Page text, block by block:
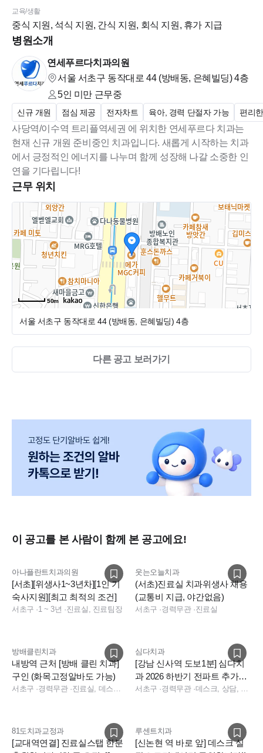
[위치 및 교통편]
서울 서초구 동작대로 44 4층
사당역(2,4호선) 인근 / 이수역(4,7호선) 6번 출구 도보 5분 /
치과 바로 앞 버스정류장이 있어 대중교통 접근성이 매우 편리
합니다.
[지원 방법]
제출 서류: 이력서(사진, 년차, 근무 경력, 희망 급여, 출근 가능
일 기재 필수), 자기소개서
지원 방법: 치크루팅 온라인 지원.
이력서 보내주시고
지원 후 010-9485-2681로 문자 남겨주시면 확인 하겠습니다.
교육/생활
중식 지원, 석식 지원, 간식 지원, 회식 지원, 휴가 지급
병원소개
연세푸르다치과의원
서울 서초구 동작대로 44 (방배동, 은혜빌딩) 4층
5인 미만 근무중
신규 개원 점심 제공 전자차트 육아, 경력 단절자 가능 편리
사당역/이수역 트리플역세권 에 위치한 연세푸르다 치과는
현재 신규 개원 준비중인 치과입니다. 새롭게 시작하는 치과
에서 긍정적인 에너지를 나누며 함께 성장해 나갈 소중한 인
연을 기다립니다!
근무 위치
50m
서울 서초구 동작대로 44 (방배동, 은혜빌딩) 4층
다른 공고 보러가기
이 공고를 본 사람이 함께 본 공고에요!
아나플란트치과의원
[서초][위생사1~3년차][1인 기
숙사지원][최고 최적의 조건]
서초구 ·1 ~ 3년 ·진료실, 진료팀장
웃는오늘치과
(서초)진료실 치과위생사 채용
(교통비 지급, 야간없음)
서초구 ·경력무관·진료실
방배클린치과
내방역 근처 [방배 클린 치과]
구인 (화목고정알바도 가능)
서초구 ·경력무관· 진료실, 데스크, 보험청구, 상담, 진료실
심다치과
[강남 신사역 도보1분] 심다치
과 2026 하반기 전파트 추가채
용(법정연차,기숙사비 지원)
서초구 ·경력무관· 데스크, 상담, 실장, 진료실, 진료팀장, 보험청구, 데스크, 상담, 실장, 보험청구, 데스크, 상담, 전화응대(CS), 보험청구, 실장
81도치과교정과
[교대역연결] 진료실스탭 한분
루센트치과
[신논현 역 바로 앞] 데스크 실